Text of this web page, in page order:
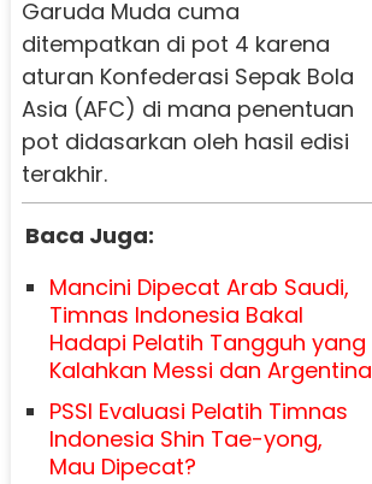
Garuda Muda cuma
ditempatkan di pot 4 karena
aturan Konfederasi Sepak Bola
Asia (AFC) di mana penentuan
pot didasarkan oleh hasil edisi
terakhir.
Baca Juga:
Mancini Dipecat Arab Saudi,
Timnas Indonesia Bakal
Hadapi Pelatih Tangguh yang
Kalahkan Messi dan Argentina
PSSI Evaluasi Pelatih Timnas
Indonesia Shin Tae-yong,
Mau Dipecat?